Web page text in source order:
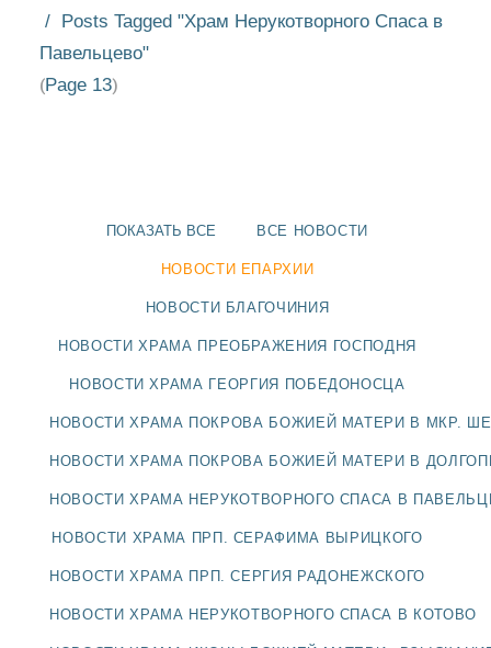
НОВОСТИ
БЛАГОЧИНИЯ
БЛАГОЧИНИЕ
Posts Tagged "Храм Нерукотворного Спаса в
Павельцево"
(Page 13)
ПОКАЗАТЬ ВСЕ ВСЕ НОВОСТИ
НОВОСТИ ЕПАРХИИ
НОВОСТИ БЛАГОЧИНИЯ
НОВОСТИ ХРАМА ПРЕОБРАЖЕНИЯ ГОСПОДНЯ
НОВОСТИ ХРАМА ГЕОРГИЯ ПОБЕДОНОСЦА
НОВОСТИ ХРАМА ПОКРОВА БОЖИЕЙ МАТЕРИ В МКР.
НОВОСТИ ХРАМА ПОКРОВА БОЖИЕЙ МАТЕРИ В
НОВОСТИ ХРАМА НЕРУКОТВОРНОГО СПАСА В
НОВОСТИ ХРАМА ПРП. СЕРАФИМА ВЫРИЦКОГО
НОВОСТИ ХРАМА ПРП. СЕРГИЯ РАДОНЕЖСКОГО
НОВОСТИ ХРАМА НЕРУКОТВОРНОГО СПАСА В КОТОВО